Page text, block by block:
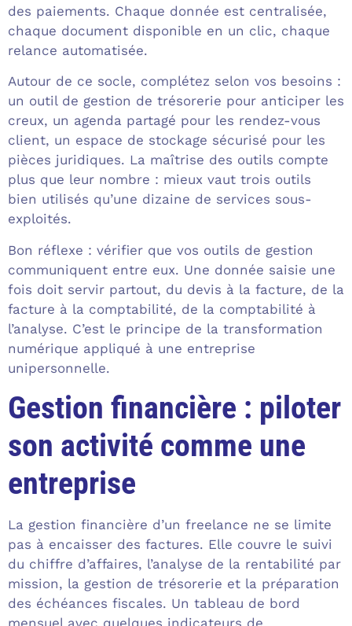
des paiements. Chaque donnée est centralisée,
chaque document disponible en un clic, chaque
relance automatisée.
Autour de ce socle, complétez selon vos besoins :
un outil de gestion de trésorerie pour anticiper les
creux, un agenda partagé pour les rendez-vous
client, un espace de stockage sécurisé pour les
pièces juridiques. La maîtrise des outils compte
plus que leur nombre : mieux vaut trois outils
bien utilisés qu’une dizaine de services sous-
exploités.
Bon réflexe : vérifier que vos outils de gestion
communiquent entre eux. Une donnée saisie une
fois doit servir partout, du devis à la facture, de la
facture à la comptabilité, de la comptabilité à
l’analyse. C’est le principe de la transformation
numérique appliqué à une entreprise
unipersonnelle.
Gestion financière : piloter
son activité comme une
entreprise
La gestion financière d’un freelance ne se limite
pas à encaisser des factures. Elle couvre le suivi
du chiffre d’affaires, l’analyse de la rentabilité par
mission, la gestion de trésorerie et la préparation
des échéances fiscales. Un tableau de bord
mensuel avec quelques indicateurs de